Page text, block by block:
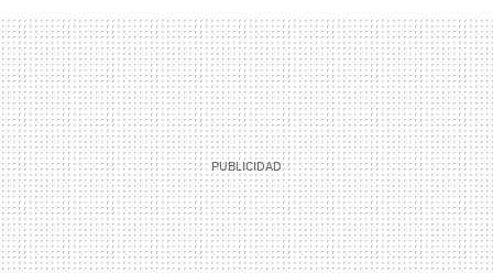
MAIL